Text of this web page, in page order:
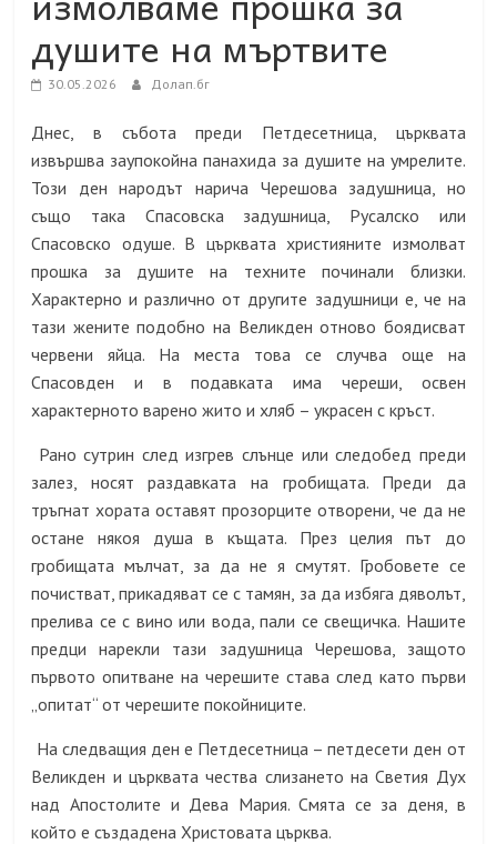
душите на мъртвите
30.05.2026 Долап.бг
Днес, в събота преди Петдесетница, църквата
извършва заупокойна панахида за душите на умрелите.
Този ден народът нарича Черешова задушница, но
също така Спасовска задушница, Русалско или
Спасовско одуше. В църквата християните измолват
прошка за душите на техните починали близки.
Характерно и различно от другите задушници е, че на
тази жените подобно на Великден отново боядисват
червени яйца. На места това се случва още на
Спасовден и в подавката има череши, освен
характерното варено жито и хляб – украсен с кръст.
Рано сутрин след изгрев слънце или следобед преди
залез, носят раздавката на гробищата. Преди да
тръгнат хората оставят прозорците отворени, че да не
остане някоя душа в къщата. През целия път до
гробищата мълчат, за да не я смутят. Гробовете се
почистват, прикадяват се с тамян, за да избяга дяволът,
прелива се с вино или вода, пали се свещичка. Нашите
предци нарекли тази задушница Черешова, защото
първото опитване на черешите става след като първи
„опитат“ от черешите покойниците.
На следващия ден е Петдесетница – петдесети ден от
Великден и църквата чества слизането на Светия Дух
над Апостолите и Дева Мария. Смята се за деня, в
който е създадена Христовата църква.